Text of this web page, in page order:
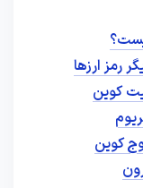
رمز ارزها
کوین
کوین